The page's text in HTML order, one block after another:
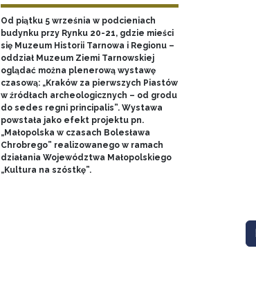
Od piątku 5 września w podcieniach
budynku przy Rynku 20-21, gdzie mieści
się Muzeum Historii Tarnowa i Regionu –
oddział Muzeum Ziemi Tarnowskiej
oglądać można plenerową wystawę
czasową: „Kraków za pierwszych Piastów
w źródłach archeologicznych – od grodu
do sedes regni principalis”. Wystawa
powstała jako efekt projektu pn.
„Małopolska w czasach Bolesława
Chrobrego” realizowanego w ramach
działania Województwa Małopolskiego
„Kultura na szóstkę”.